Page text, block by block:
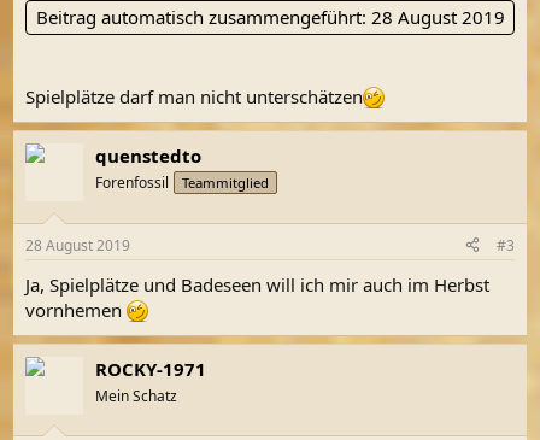
Beitrag automatisch zusammengeführt: 28 August 2019
Spielplätze darf man nicht unterschätzen
quenstedto
Forenfossil Teammitglied
28 August 2019 #3
Ja, Spielplätze und Badeseen will ich mir auch im Herbst
vornhemen
ROCKY-1971
Mein Schatz